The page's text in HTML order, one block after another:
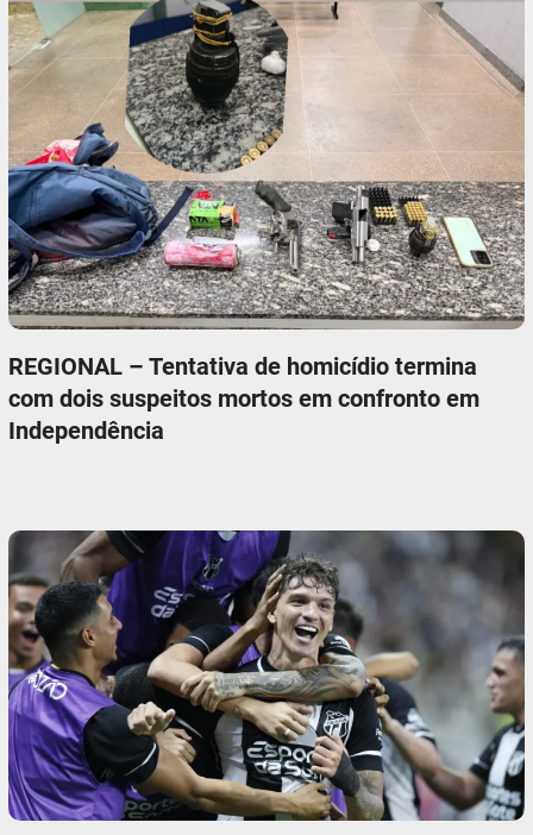
REGIONAL – Tentativa de homicídio termina
com dois suspeitos mortos em confronto em
Independência